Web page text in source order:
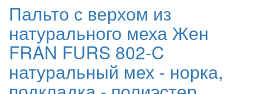
Пальто с верхом из
натурального меха Жен
FRAN FURS 802-C
натуральный мех - норка,